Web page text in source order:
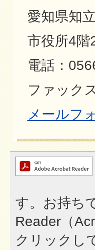
愛知県知
市役所4階
電話：
ファック
メールフ
す。お持ち
Reader（
クリックし